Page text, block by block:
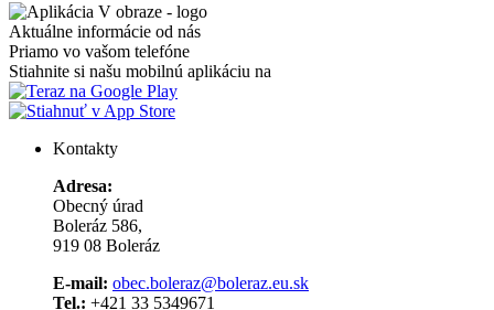
Aktuálne informácie od nás
Priamo vo vašom telefóne
Stiahnite si našu mobilnú aplikáciu na
Kontakty
Adresa:
Obecný úrad
Boleráz 586,
919 08 Boleráz
E-mail: obec.boleraz@boleraz.eu.sk
Tel.: +421 33 5349671